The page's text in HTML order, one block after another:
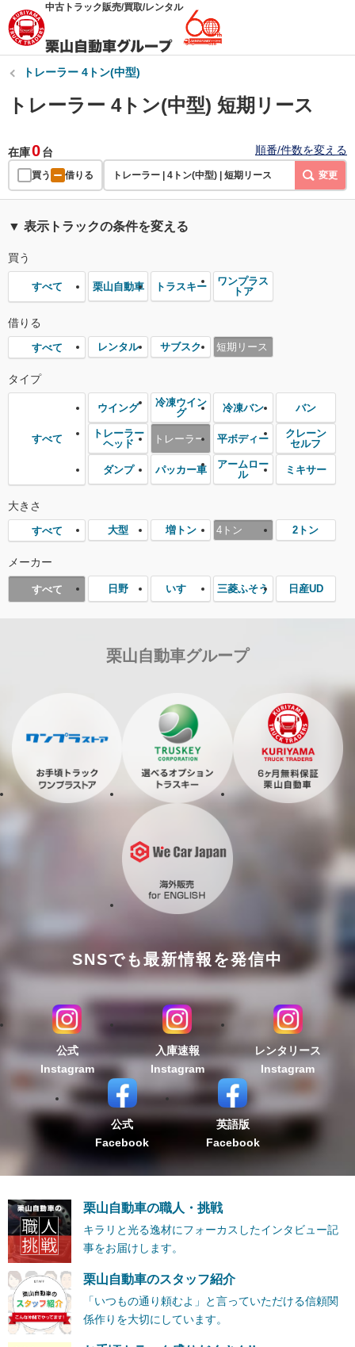
中古トラック販売/買取/レンタル
トレーラー 4トン(中型)
トレーラー 4トン(中型) 短期リース
在庫0台 順番/件数を変える
買う 借りる トレーラー | 4トン(中型) | 短期リース 変更
▼ 表示トラックの条件を変える
買う
すべて 栗山自動車 トラスキー
ワンプラス
トア
借りる
すべて レンタル サブスク 短期リース
タイプ
すべて
ウイング
冷凍ウイン
グ
冷凍バン バン
トレーラー
ヘッド
トレーラー 平ボディー
クレーン
セルフ
ダンプ パッカー車
アームロー
ル
ミキサー
大きさ
すべて 大型 増トン 4トン 2トン
メーカー
すべて 日野 いすゞ 三菱ふそう 日産UD
栗山自動車グループ
SNSでも最新情報を発信中
公式
Instagram
入庫速報
Instagram
レンタリース
Instagram
公式
Facebook
英語版
Facebook
栗山自動車の職人・挑戦
キラリと光る逸材にフォーカスしたインタビュー記
事をお届けします。
栗山自動車のスタッフ紹介
「いつもの通り頼むよ」と言っていただける信頼関
係作りを大切にしています。